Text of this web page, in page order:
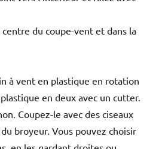
du coupe-vent et dans la
à vent en plastique en rotation
en deux avec un cutter.
Coupez-le avec des ciseaux
broyeur. Vous pouvez choisir